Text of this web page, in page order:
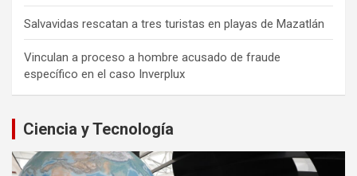
Salvavidas rescatan a tres turistas en playas de Mazatlán
Vinculan a proceso a hombre acusado de fraude
específico en el caso Inverplux
Ciencia y Tecnología